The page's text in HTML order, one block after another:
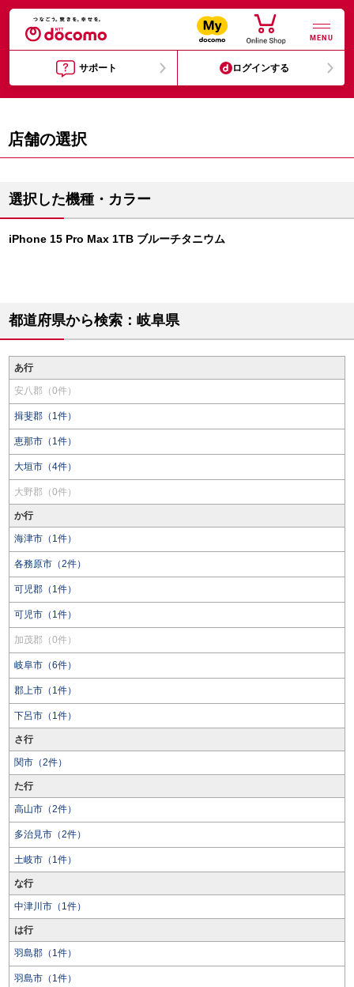
MENU
サポート ログインする
店舗の選択
選択した機種・カラー
iPhone 15 Pro Max 1TB ブルーチタニウム
都道府県から検索：岐阜県
あ行
安八郡（0件）
揖斐郡（1件）
恵那市（1件）
大垣市（4件）
大野郡（0件）
か行
海津市（1件）
各務原市（2件）
可児郡（1件）
可児市（1件）
加茂郡（0件）
岐阜市（6件）
郡上市（1件）
下呂市（1件）
さ行
関市（2件）
た行
高山市（2件）
多治見市（2件）
土岐市（1件）
な行
中津川市（1件）
は行
羽島郡（1件）
羽島市（1件）